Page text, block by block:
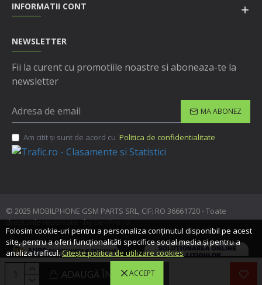
ADAUGĂ ÎN COŞ
INFORMATII CONT
NEWSLETTER
Fii la curent cu promotiile noastre si aboneaza-te la
newsletter
MA ABONEZ
Am citit şi sunt de acord cu Politica de confidentialitate
© 2025 MOBILPHONE GSM PARTS SRL, CIF: RO 36661720 - Toate
drepturile rezervate - by DevPro.ro
ACCEPT
Folosim cookie-uri pentru a personaliza conținutul disponibil pe acest
site, pentru a oferi funcționalităti specifice social media și pentru a
analiza traficul.Citește politica de utilizare cookies